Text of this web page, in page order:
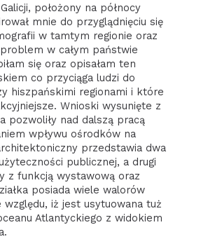
położony na północy
mnie do przyglądnięciu się
w tamtym regionie oraz
w całym państwie
się oraz opisałam ten
co przyciąga ludzi do
hiszpańskimi regionami i które
Wnioski wysunięte z
pozwoliły nad dalszą pracą
wpływu ośrodków na
przedstawia dwa
publicznej, a drugi
z funkcją wystawową oraz
posiada wiele walorów
iż jest usytuowana tuż
Atlantyckiego z widokiem